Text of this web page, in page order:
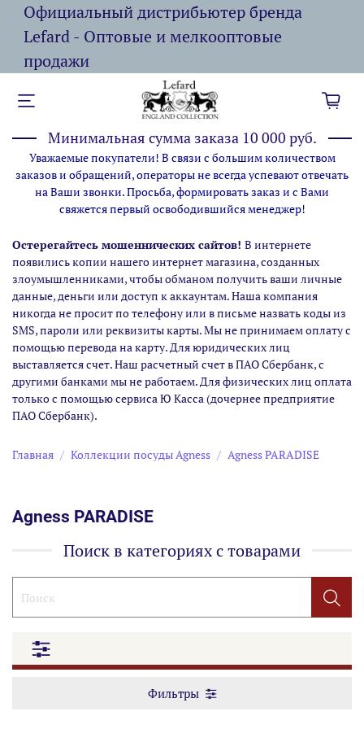
Официальный дистрибьютер бренда
Lefard - Оптовые и мелкооптовые
продажи
Минимальная сумма заказа 10 000 руб.
Уважаемые покупатели! В связи с большим количеством
заказов и обращений, операторы не всегда успевают отвечать
на Ваши звонки. Просьба, формировать заказ и с Вами
свяжется первый освободившийся менеджер!
Остерегайтесь мошеннических сайтов! В интернете
появились копии нашего интернет магазина,созданных
злоумышленниками, чтобы обманом получить ваши личные
данные, деньги или доступ к аккаунтам. Наша компания
никогда не просит по телефону или в письме назвать коды из
SMS, пароли или реквизиты карты. Мы не принимаем оплату с
помощью перевода на карту. Для юридических лиц
выставляется счет. Наш расчетный счет в ПАО Сбербанк, с
другими банками мы не работаем. Для физических лиц оплата
только с помощью сервиса Ю Касса (дочернее предприятие
ПАО Сбербанк).
Главная Коллекции посуды Agness Agness PARADISE
Agness PARADISE
Поиск в категориях с товарами
Фильтры